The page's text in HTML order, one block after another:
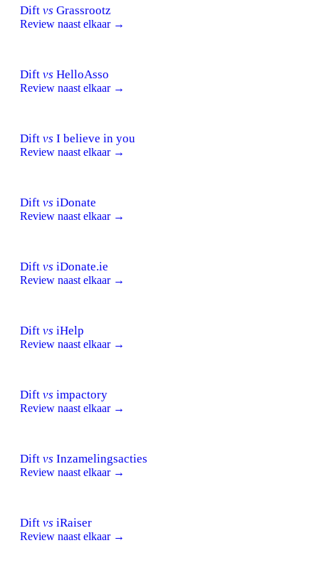
Dift vs Grassrootz
Review naast elkaar →
Dift vs HelloAsso
Review naast elkaar →
Dift vs I believe in you
Review naast elkaar →
Dift vs iDonate
Review naast elkaar →
Dift vs iDonate.ie
Review naast elkaar →
Dift vs iHelp
Review naast elkaar →
Dift vs impactory
Review naast elkaar →
Dift vs Inzamelingsacties
Review naast elkaar →
Dift vs iRaiser
Review naast elkaar →